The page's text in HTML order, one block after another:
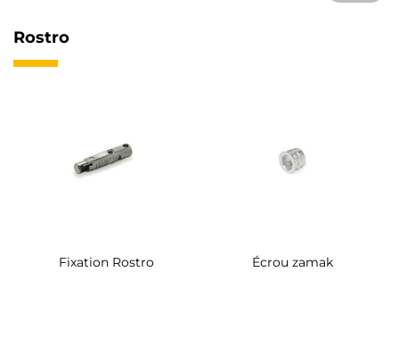
Rostro
Fixation Rostro Écrou zamak